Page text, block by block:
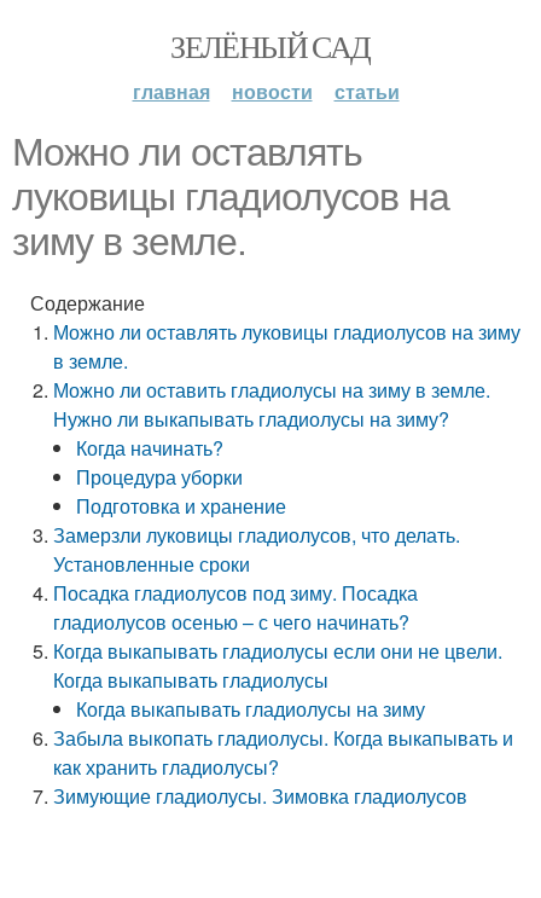
ЗЕЛЁНЫЙ САД
главная новости статьи
Можно ли оставлять
луковицы гладиолусов на
зиму в земле.
Содержание
Можно ли оставлять луковицы гладиолусов на зиму
в земле.
Можно ли оставить гладиолусы на зиму в земле.
Нужно ли выкапывать гладиолусы на зиму?
Когда начинать?
Процедура уборки
Подготовка и хранение
Замерзли луковицы гладиолусов, что делать.
Установленные сроки
Посадка гладиолусов под зиму. Посадка
гладиолусов осенью – с чего начинать?
Когда выкапывать гладиолусы если они не цвели.
Когда выкапывать гладиолусы
Когда выкапывать гладиолусы на зиму
Забыла выкопать гладиолусы. Когда выкапывать и
как хранить гладиолусы?
Зимующие гладиолусы. Зимовка гладиолусов